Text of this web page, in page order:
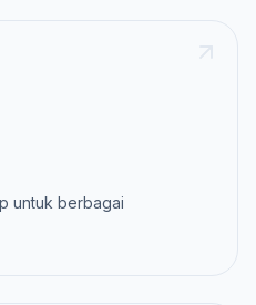
untuk berbagai